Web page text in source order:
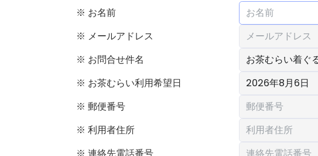
※ お名前
※ メールアドレス
※ お問合せ件名
※ お茶むらい利用希望日
※ 郵便番号
※ 利用者住所